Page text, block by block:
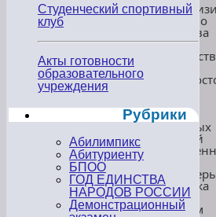
единство
общества
и
самых
страшных
явлений
колледжа
раздали
жителям
Студенческий спортивный
клуб
Акты готовности
образовательного
учреждения
Рубрики
Абилимпикс
Абитуриенту
БПОО
ГОД ЕДИНСТВА
НАРОДОВ РОССИИ
Демонстрационный